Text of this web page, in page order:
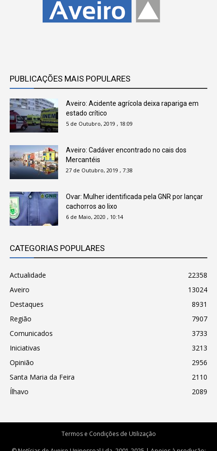
PUBLICAÇÕES MAIS POPULARES
Aveiro: Acidente agrícola deixa rapariga em
estado crítico
5 de Outubro, 2019 , 18:09
Aveiro: Cadáver encontrado no cais dos
Mercantéis
27 de Outubro, 2019 , 7:38
Ovar: Mulher identificada pela GNR por lançar
cachorros ao lixo
6 de Maio, 2020 , 10:14
CATEGORIAS POPULARES
Actualidade
22358
Aveiro
13024
Destaques
8931
Região
7907
Comunicados
3733
Iniciativas
3213
Opinião
2956
Santa Maria da Feira
2110
Ílhavo
2089
Termos e Condições de Utilização